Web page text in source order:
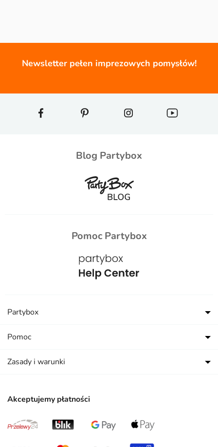
Newsletter pełen imprezowych pomysłów!
Blog Partybox
Pomoc Partybox
Akceptujemy płatności
Partybox
Pomoc
Zasady i warunki